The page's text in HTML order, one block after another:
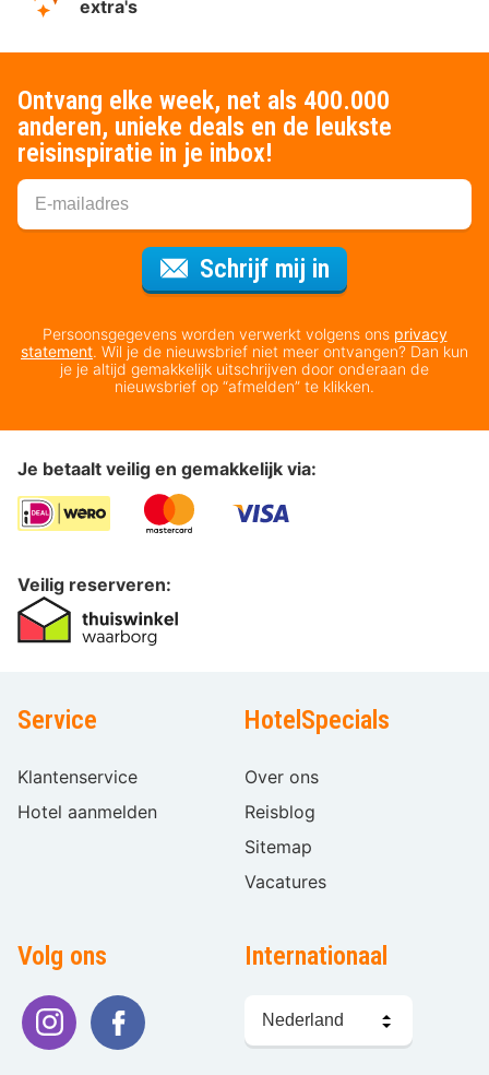
extra's
Ontvang elke week, net als 400.000
anderen, unieke deals en de leukste
reisinspiratie in je inbox!
Schrijf mij in
Persoonsgegevens worden verwerkt volgens ons privacy
statement. Wil je de nieuwsbrief niet meer ontvangen? Dan kun
je je altijd gemakkelijk uitschrijven door onderaan de
nieuwsbrief op “afmelden” te klikken.
Je betaalt veilig en gemakkelijk via:
Veilig reserveren:
Service
Klantenservice
Hotel aanmelden
HotelSpecials
Over ons
Reisblog
Sitemap
Vacatures
Volg ons Internationaal
kiezen